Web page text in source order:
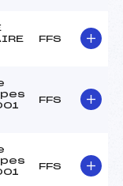
FFS
FFS
FFS